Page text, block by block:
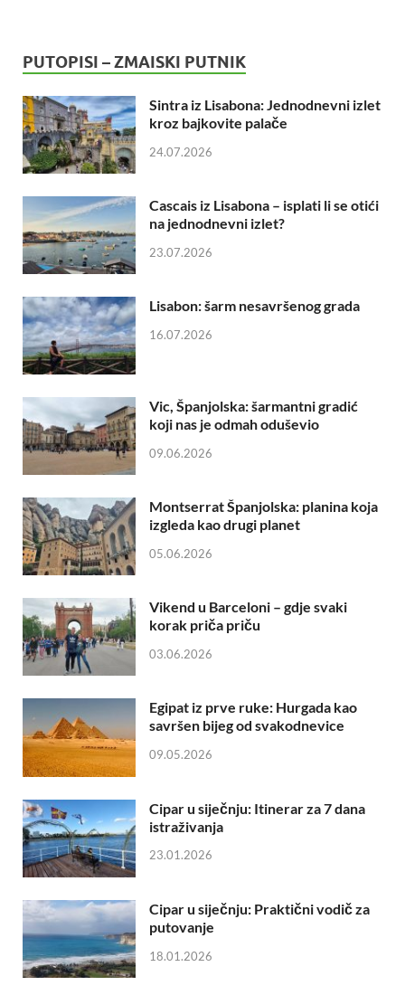
PUTOPISI – ZMAISKI PUTNIK
Sintra iz Lisabona: Jednodnevni izlet
kroz bajkovite palače
24.07.2026
Cascais iz Lisabona – isplati li se otići
na jednodnevni izlet?
23.07.2026
Lisabon: šarm nesavršenog grada
16.07.2026
Vic, Španjolska: šarmantni gradić
koji nas je odmah oduševio
09.06.2026
Montserrat Španjolska: planina koja
izgleda kao drugi planet
05.06.2026
Vikend u Barceloni – gdje svaki
korak priča priču
03.06.2026
Egipat iz prve ruke: Hurgada kao
savršen bijeg od svakodnevice
09.05.2026
Cipar u siječnju: Itinerar za 7 dana
istraživanja
23.01.2026
Cipar u siječnju: Praktični vodič za
putovanje
18.01.2026